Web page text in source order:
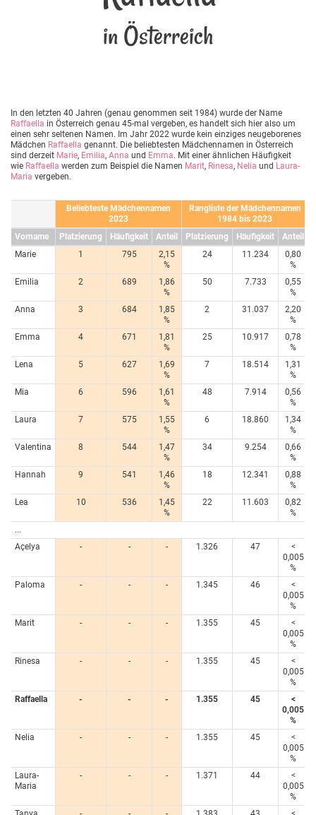
in Österreich
In den letzten 40 Jahren (genau genommen seit 1984) wurde der Name
Raffaella in Österreich genau 45-mal vergeben, es handelt sich hier also um
einen sehr seltenen Namen. Im Jahr 2022 wurde kein einziges neugeborenes
Mädchen Raffaella genannt. Die beliebtesten Mädchennamen in Österreich
sind derzeit Marie, Emilia, Anna und Emma. Mit einer ähnlichen Häufigkeit
wie Raffaella werden zum Beispiel die Namen Marit, Rinesa, Nelia und Laura-
Maria vergeben.
Beliebteste Mädchennamen
2023
Rangliste der Mädchennamen
1984 bis 2023
Vorname
Platzierung Häufigkeit Anteil Platzierung Häufigkeit
Anteil
Marie
1 795
2,15
%
24 11.234
0,80
%
Emilia
2 689
1,86
%
50 7.733
0,55
%
Anna
3 684
1,85
%
2 31.037
2,20
%
Emma
4 671
1,81
%
25 10.917
0,78
%
Lena
5 627
1,69
%
7 18.514
1,31
%
Mia
6 596
1,61
%
48 7.914
0,56
%
Laura
7 575
1,55
%
6 18.860
1,34
%
Valentina
8 544
1,47
%
34 9.254
0,66
%
Hannah
9 541
1,46
%
18 12.341
0,88
%
Lea
10 536
1,45
%
22 11.603
0,82
%
...
Açelya
- - - 1.326 47
<
0,005
%
Paloma
- - - 1.345 46
<
0,005
%
Marit
- - - 1.355 45
<
0,005
%
Rinesa
- - - 1.355 45
<
0,005
%
Raffaella
- - - 1.355 45
<
0,005
%
Nelia
- - - 1.355 45
<
0,005
%
Laura-
Maria
- - - 1.371 44
<
0,005
%